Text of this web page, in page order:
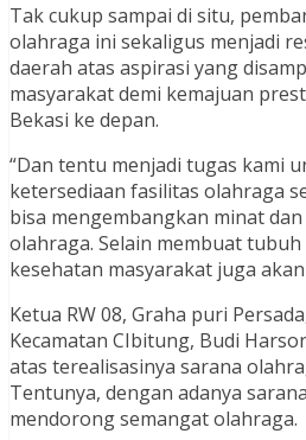
Tak cukup sampai di situ,
olahraga ini sekaligus menjadi
daerah atas aspirasi yang
masyarakat demi kemajuan
Bekasi ke depan.
“Dan tentu menjadi tugas kami
ketersediaan fasilitas olahraga
bisa mengembangkan minat
olahraga. Selain membuat
kesehatan masyarakat juga
Ketua RW 08, Graha puri
Kecamatan CIbitung, Budi
atas terealisasinya sarana
Tentunya, dengan adanya
mendorong semangat olahraga.